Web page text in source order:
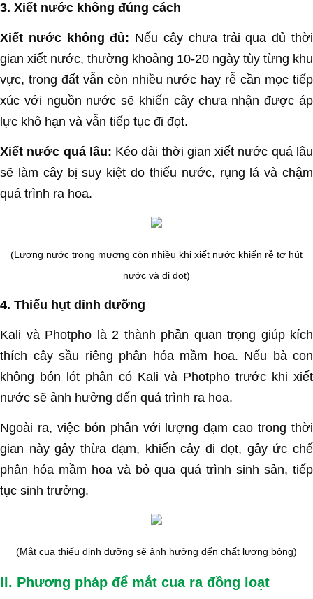
3. Xiết nước không đúng cách
Xiết nước không đủ: Nếu cây chưa trải qua đủ thời
gian xiết nước, thường khoảng 10-20 ngày tùy từng khu
vực, trong đất vẫn còn nhiều nước hay rễ cần mọc tiếp
xúc với nguồn nước sẽ khiến cây chưa nhận được áp
lực khô hạn và vẫn tiếp tục đi đọt.
Xiết nước quá lâu: Kéo dài thời gian xiết nước quá lâu
sẽ làm cây bị suy kiệt do thiếu nước, rụng lá và chậm
quá trình ra hoa.
(Lượng nước trong mương còn nhiều khi xiết nước khiến rễ tơ hút
nước và đi đọt)
4. Thiếu hụt dinh dưỡng
Kali và Photpho là 2 thành phần quan trọng giúp kích
thích cây sầu riêng phân hóa mầm hoa. Nếu bà con
không bón lót phân có Kali và Photpho trước khi xiết
nước sẽ ảnh hưởng đến quá trình ra hoa.
Ngoài ra, việc bón phân với lượng đạm cao trong thời
gian này gây thừa đạm, khiến cây đi đọt, gây ức chế
phân hóa mầm hoa và bỏ qua quá trình sinh sản, tiếp
tục sinh trưởng.
(Mắt cua thiếu dinh dưỡng sẽ ảnh hưởng đến chất lượng bông)
II. Phương pháp để mắt cua ra đồng loạt